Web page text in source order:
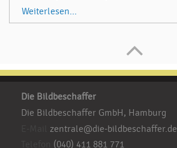
Weiterlesen...
Die Bildbeschaffer
Die Bildbeschaffer GmbH, Hamburg
zentrale@die-bildbeschaffer.de
(040) 411 881 771